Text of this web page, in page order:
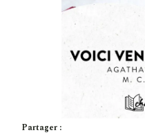
Partager :